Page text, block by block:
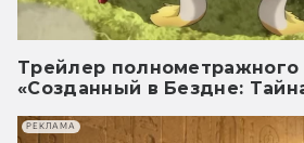
Трейлер полнометражного
«Созданный в Бездне:
РЕКЛАМА